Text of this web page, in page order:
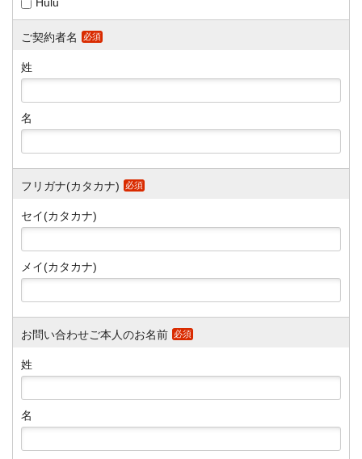
ご契約者名 必須
姓
名
フリガナ(カタカナ) 必須
セイ(カタカナ)
メイ(カタカナ)
お問い合わせご本人のお名前 必須
姓
名